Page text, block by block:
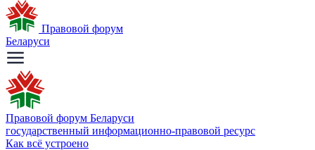
Правовой форум
Беларуси
Правовой форум Беларуси
государственный информационно-правовой ресурс
Как всё устроено